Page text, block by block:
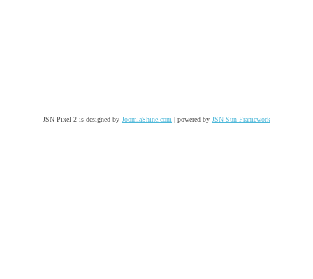
JSN Pixel 2 is designed by JoomlaShine.com | powered by JSN Sun Framework